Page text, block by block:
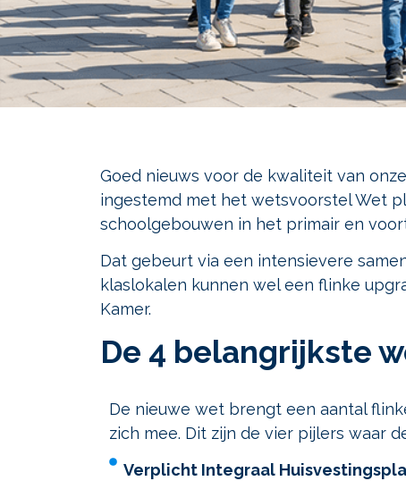
Goed nieuws voor de kwaliteit van
ingestemd met het wetsvoorstel Wet
schoolgebouwen in het primair en
Dat gebeurt via een intensievere
klaslokalen kunnen wel een flinke
Kamer.
De 4 belangrijkste
De nieuwe wet brengt een aantal
zich mee. Dit zijn de vier pijlers waar
Verplicht Integraal